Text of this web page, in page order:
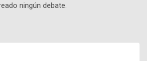
ningún debate.